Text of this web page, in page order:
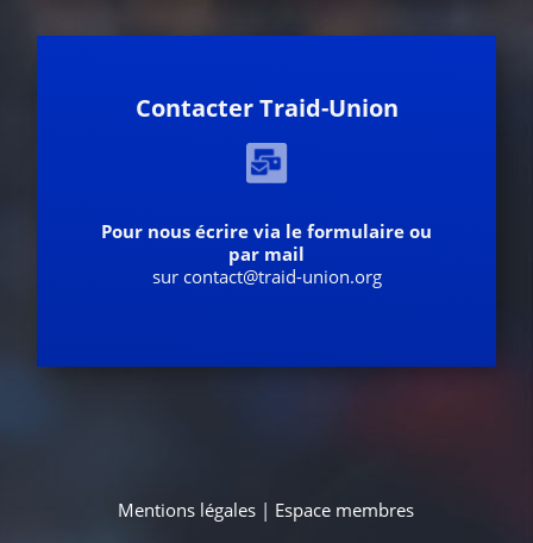
Contacter Traid-Union
Pour nous écrire via le formulaire ou
par mail
sur contact@traid-union.org
Mentions légales | Espace membres